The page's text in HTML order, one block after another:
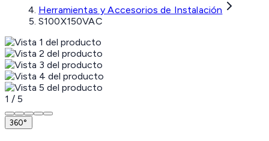
Herramientas y Accesorios de Instalación
S100X150VAC
1 / 5
360°